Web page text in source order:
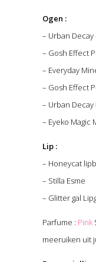
Ogen :
– Urban
– Gosh Effect
– Everyday
– Gosh Effect
– Urban
– Eyeko Magic
Lip :
– Honeycat
– Stilla Esme
– Glitter gal
Parfume : Pink
meeruiken uit